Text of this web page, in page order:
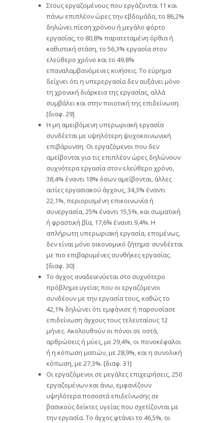
Στους εργαζομένους που εργάζονται 11 και
πάνω επιπλέον ώρες την εβδομάδα, το 86,2%
δηλώνει πίεση χρόνου ή μεγάλο φόρτο
εργασίας, το 80,8% παρατεταμένη όρθια ή
καθιστική στάση, το 56,3% εργασία στον
ελεύθερο χρόνο και το 49,8%
επαναλαμβανόμενες κινήσεις. Το εύρημα
δείχνει ότι η υπερεργασία δεν αυξάνει μόνο
τη χρονική διάρκεια της εργασίας, αλλά
συμβάλει και στην ποιοτική της επιδείνωση.
[διαφ. 29]
Η μη αμειβόμενη υπερωριακή εργασία
συνδέεται με υψηλότερη ψυχοκοινωνική
επιβάρυνση. Οι εργαζόμενοι που δεν
αμείβονται για τις επιπλέον ώρες δηλώνουν
συχνότερα εργασία στον ελεύθερο χρόνο,
38,4% έναντι 18% όσων αμείβονται, άλλες
αιτίες εργασιακού άγχους, 34,3% έναντι
22,1%, περιορισμένη επικοινωνία ή
συνεργασία, 25% έναντι 15,5%, και σωματική
ή φραστική βία, 17,6% έναντι 9,4%. Η
απλήρωτη υπερωριακή εργασία, επομένως,
δεν είναι μόνο οικονομικό ζήτημα· συνδέεται
με πιο επιβαρυμένες συνθήκες εργασίας.
[διαφ. 30]
Το άγχος αναδεικνύεται στο συχνότερο
πρόβλημα υγείας που οι εργαζόμενοι
συνδέουν με την εργασία τους, καθώς το
42,1% δηλώνει ότι εμφάνισε ή παρουσίασε
επιδείνωση άγχους τους τελευταίους 12
μήνες. Ακολουθούν οι πόνοι σε οστά,
αρθρώσεις ή μύες, με 29,4%, οι πονοκέφαλοι
ή η κόπωση ματιών, με 28,9%, και η συνολική
κόπωση, με 27,3%. [διαφ. 31]
Οι εργαζόμενοι σε μεγάλες επιχειρήσεις, 250
εργαζομένων και άνω, εμφανίζουν
υψηλότερα ποσοστά επιδείνωσης σε
βασικούς δείκτες υγείας που σχετίζονται με
την εργασία. Το άγχος φτάνει το 46,5%, οι